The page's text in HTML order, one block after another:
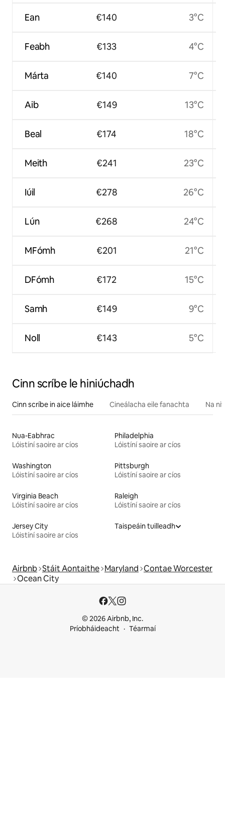
Ean
Feabh
Márta
Aib
Beal
Meith
Iúil
Lún
MFómh
DFómh
Samh
Noll
€140
€133
€140
€149
€174
€241
€278
€268
€201
€172
€149
€143
3°C
4°C
7°C
13°C
18°C
23°C
26°C
24°C
21°C
15°C
9°C
5°C
Cinn scríbe le hiniúchadh
Cinn scríbe in aice láimhe Cineálacha eile fanachta Na
Nua-Eabhrac
Lóistíní saoire ar cíos
Philadelphia
Lóistíní saoire ar cíos
Washington
Lóistíní saoire ar cíos
Pittsburgh
Lóistíní saoire ar cíos
Virginia Beach
Lóistíní saoire ar cíos
Raleigh
Lóistíní saoire ar cíos
Jersey City
Lóistíní saoire ar cíos
Taispeáin tuilleadh
Airbnb Stáit Aontaithe Maryland Contae Worcester
Ocean City
© 2026 Airbnb, Inc.
Príobháideacht
Téarmaí